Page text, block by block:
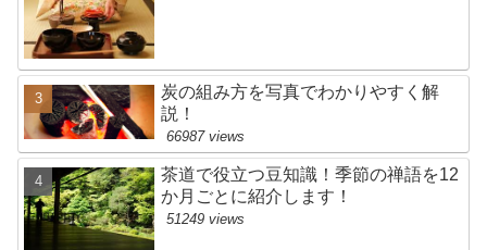
炭の組み方を写真でわかりやすく解
説！
66987 views
茶道で役立つ豆知識！季節の禅語を12
か月ごとに紹介します！
51249 views